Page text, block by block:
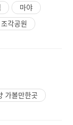
마야
조각공원
가볼만한곳